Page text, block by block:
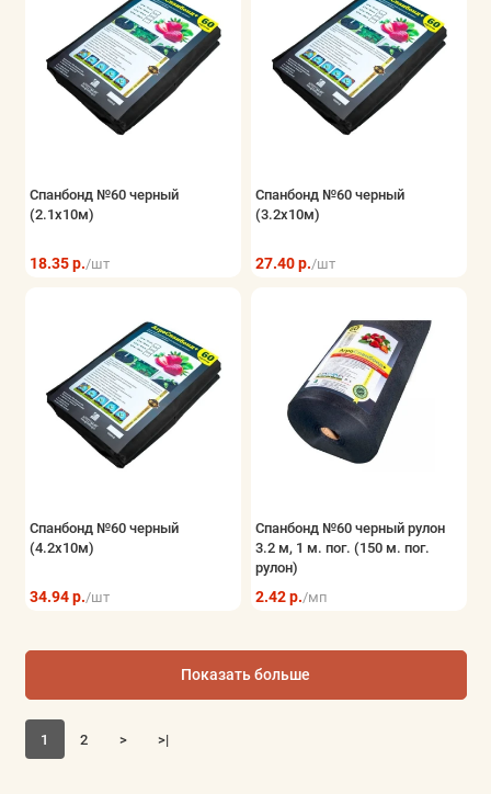
Спанбонд №60 черный
(2.1x10м)
18.35 р./шт
Спанбонд №60 черный
(3.2x10м)
27.40 р./шт
Спанбонд №60 черный
(4.2x10м)
34.94 р./шт
Спанбонд №60 черный рулон
3.2 м, 1 м. пог. (150 м. пог.
рулон)
2.42 р./мп
1 2 > >|
Показать больше